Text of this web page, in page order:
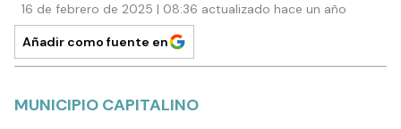
16 de febrero de 2025 | 08:36 actualizado hace un año
Añadir como fuente en
MUNICIPIO CAPITALINO